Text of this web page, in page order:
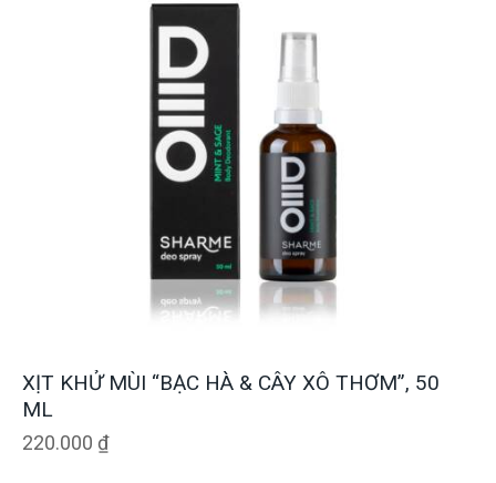
XỊT KHỬ MÙI “BẠC HÀ & CÂY XÔ THƠM”, 50
ML
220.000 ₫